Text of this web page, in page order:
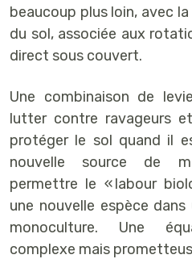
beaucoup plus loin, avec
du sol, associée aux
direct sous couvert.
Une combinaison de
lutter contre ravageurs
protéger le sol quand il
nouvelle source de
permettre le « labour
une nouvelle espèce
monoculture. Une
complexe mais